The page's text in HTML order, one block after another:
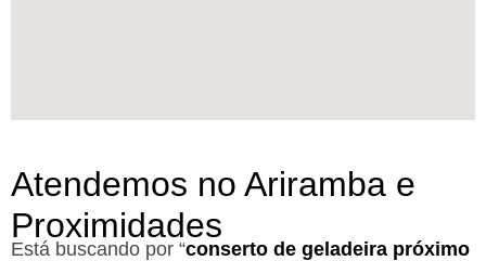
Atendemos no Ariramba e
Proximidades
Está buscando por “conserto de geladeira próximo